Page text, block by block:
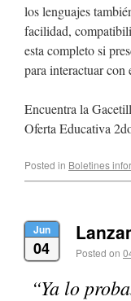
los lenguajes
facilidad,
esta completo si
para interactuar
Encuentra la
Oferta Educativa
Posted in Boletines
Jun
04 Posted on
“Ya lo